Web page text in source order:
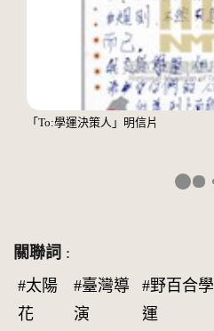
「To:學運決策人」明信片
關聯詞 :
#太陽
花
#臺灣導
演
#野百合學
運